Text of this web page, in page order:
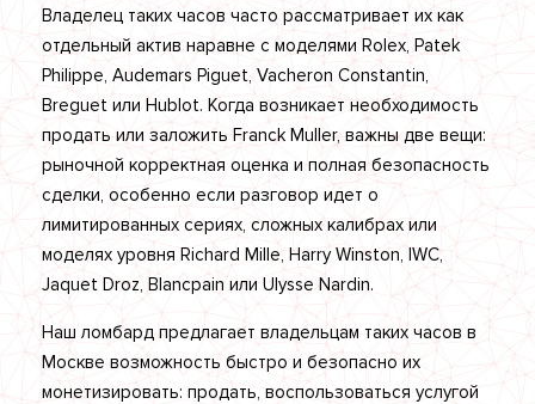
Владелец таких часов часто рассматривает их как
отдельный актив наравне с моделями Rolex, Patek
Philippe, Audemars Piguet, Vacheron Constantin,
Breguet или Hublot. Когда возникает необходимость
продать или заложить Franck Muller, важны две вещи:
рыночной корректная оценка и полная безопасность
сделки, особенно если разговор идет о
лимитированных сериях, сложных калибрах или
моделях уровня Richard Mille, Harry Winston, IWC,
Jaquet Droz, Blancpain или Ulysse Nardin.
Наш ломбард предлагает владельцам таких часов в
Москве возможность быстро и безопасно их
монетизировать: продать, воспользоваться услугой